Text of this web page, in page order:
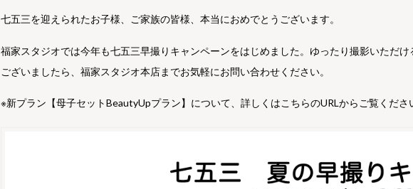
七五三を迎えられたお子様、ご家族の皆様、本当におめでとうございます。
福家スタジオでは今年も七五三早撮りキャンペーンをはじめました。ゆったり撮影いただ
ございましたら、福家スタジオ本店までお気軽にお問い合わせください。
※新プラン【母子セットBeautyUpプラン】について、詳しくはこちらのURLからご覧くださ